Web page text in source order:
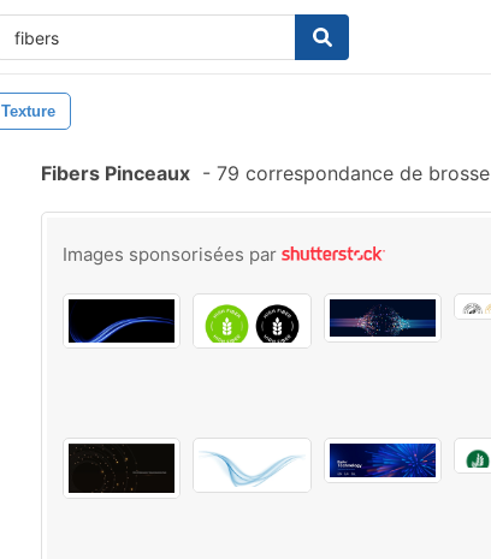
Texture
Fibers Pinceaux - 79 correspondance de brosse
Images sponsorisées par